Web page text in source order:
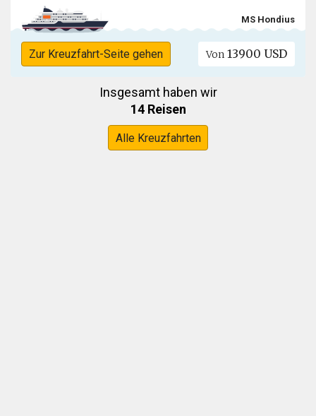
MS Hondius
Zur Kreuzfahrt-Seite gehen Von 13900 USD
Insgesamt haben wir
14 Reisen
Alle Kreuzfahrten